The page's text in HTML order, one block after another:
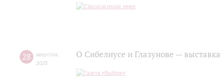
28 августа
2025
О Сибелиусе и Глазунове —